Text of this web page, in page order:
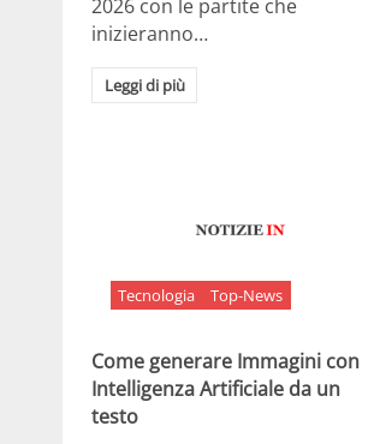
2026 con le partite che
inizieranno…
Leggi di più
Tecnologia Top-News
Come generare Immagini con
Intelligenza Artificiale da un
testo